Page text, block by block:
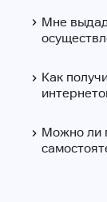
Мне
Как
Можно ли